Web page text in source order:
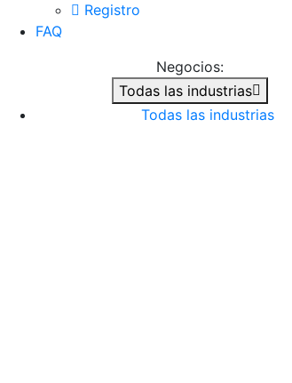
Registro
FAQ
Negocios:
Todas las industrias
Todas las industrias